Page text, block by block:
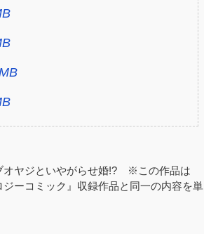
オヤジといやがらせ婚!? ※この作品は
ーコミック』収録作品と同一の内容を単